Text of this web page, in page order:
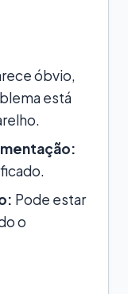
óbvio,
está
Pode estar
o